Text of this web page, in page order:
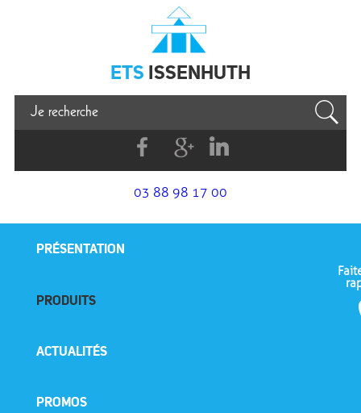
Issenhuth
ETS ISSENHUTH
FacebookG+
Linkedin
03 88 98 17 00
PRÉSENTATION
PRODUITS
ACTUALITÉS
PROMOS